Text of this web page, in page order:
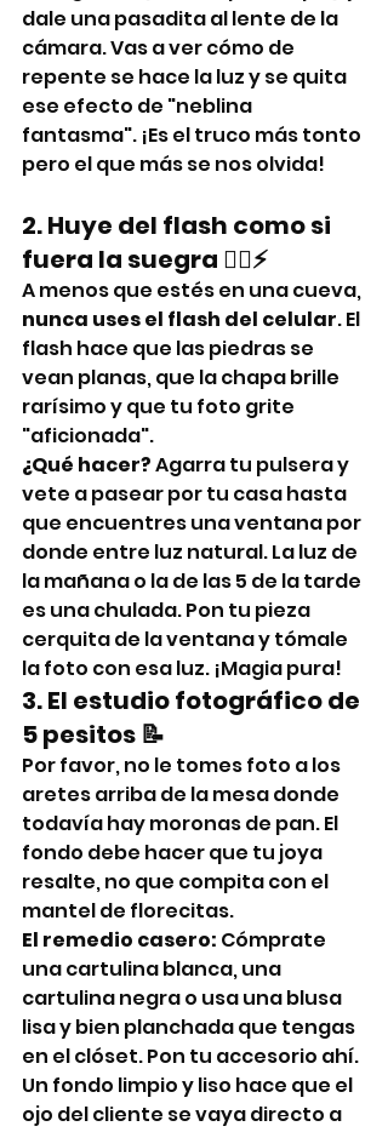
dale una pasadita al lente de la
cámara. Vas a ver cómo de
repente se hace la luz y se quita
ese efecto de "neblina
fantasma". ¡Es el truco más tonto
pero el que más se nos olvida!
2. Huye del flash como si
fuera la suegra 🏃‍♀️⚡
A menos que estés en una cueva,
nunca uses el flash del celular. El
flash hace que las piedras se
vean planas, que la chapa brille
rarísimo y que tu foto grite
"aficionada".
¿Qué hacer? Agarra tu pulsera y
vete a pasear por tu casa hasta
que encuentres una ventana por
donde entre luz natural. La luz de
la mañana o la de las 5 de la tarde
es una chulada. Pon tu pieza
cerquita de la ventana y tómale
la foto con esa luz. ¡Magia pura!
3. El estudio fotográfico de
5 pesitos 📝
Por favor, no le tomes foto a los
aretes arriba de la mesa donde
todavía hay moronas de pan. El
fondo debe hacer que tu joya
resalte, no que compita con el
mantel de florecitas.
El remedio casero: Cómprate
una cartulina blanca, una
cartulina negra o usa una blusa
lisa y bien planchada que tengas
en el clóset. Pon tu accesorio ahí.
Un fondo limpio y liso hace que el
ojo del cliente se vaya directo a